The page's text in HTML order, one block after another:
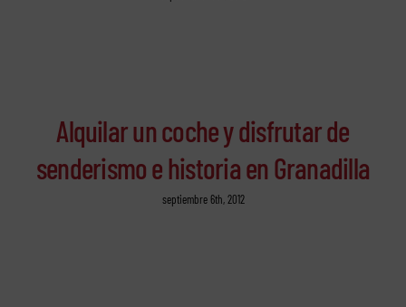
Alquilar un coche y disfrutar de
senderismo e historia en Granadilla
septiembre 6th, 2012